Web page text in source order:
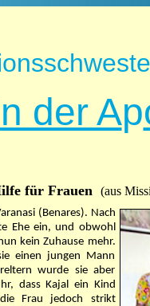
der Ap
für Frauen (aus
(Benares). Nach
Ehe ein, und obwohl
kein Zuhause mehr.
einen jungen Mann
wurde sie aber
dass Kajal ein Kind
Frau jedoch strikt